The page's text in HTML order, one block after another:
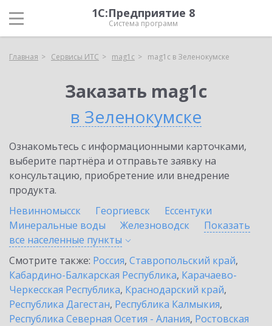
1С:Предприятие 8
Система программ
Главная Сервисы ИТС mag1c mag1c в Зеленокумске
Заказать mag1c
в Зеленокумске
Ознакомьтесь с информационными карточками,
выберите партнёра и отправьте заявку на
консультацию, приобретение или внедрение
продукта.
Невинномысск
Георгиевск
Ессентуки
Минеральные воды
Железноводск
Показать
все населенные пункты
Смотрите также: Россия, Ставропольский край,
Кабардино-Балкарская Республика, Карачаево-
Черкесская Республика, Краснодарский край,
Республика Дагестан, Республика Калмыкия,
Республика Северная Осетия - Алания, Ростовская